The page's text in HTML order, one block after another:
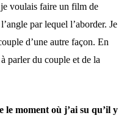
voulais faire un film de
par lequel l’aborder. Je
d’une autre façon. En
parler du couple et de la
le moment où j’ai su qu’il y